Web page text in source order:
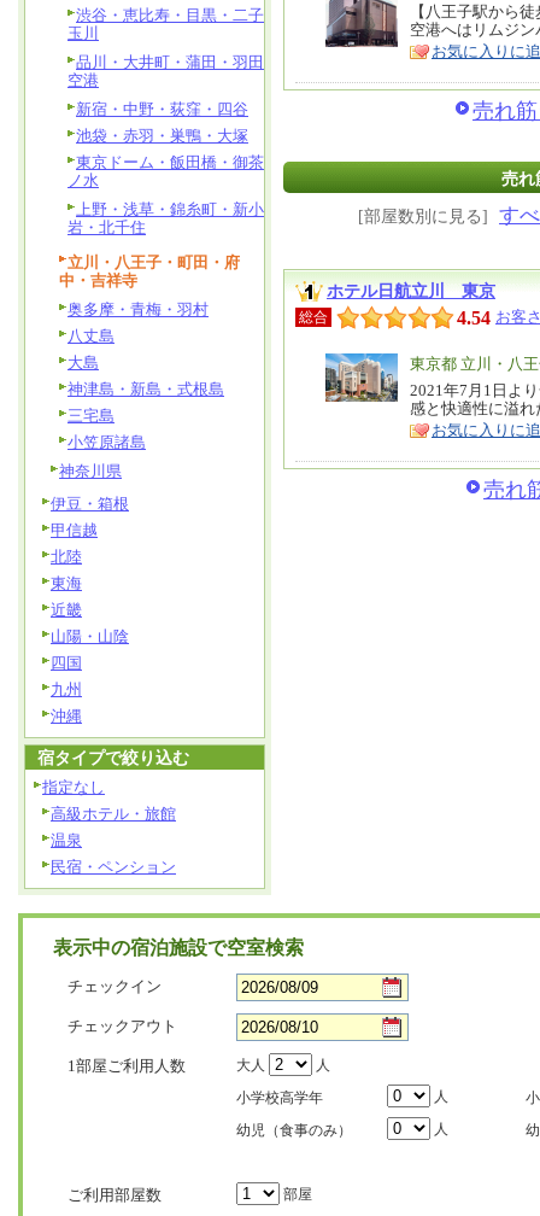
リ
ア
特
徴
【八王子駅から
空港へはリムジ
お気に入りに
売れ
売れ
[部屋数別に見る] す
ホテル日航立川 東京
総合 4.54 お客
エ
リ
ア
東京都 立川・八
特
徴
2021年7月1日よ
感と快適性に溢
お気に入りに
売れ
渋谷・恵比寿・目黒・二子
玉川
品川・大井町・蒲田・羽田
空港
新宿・中野・荻窪・四谷
池袋・赤羽・巣鴨・大塚
東京ドーム・飯田橋・御茶
ノ水
上野・浅草・錦糸町・新小
岩・北千住
立川・八王子・町田・府
中・吉祥寺
奥多摩・青梅・羽村
八丈島
大島
神津島・新島・式根島
三宅島
小笠原諸島
神奈川県
伊豆・箱根
甲信越
北陸
東海
近畿
山陽・山陰
四国
九州
沖縄
宿タイプで絞り込む
指定なし
高級ホテル・旅館
温泉
民宿・ペンション
表示中の宿泊施設で空室検索
チェックイン
チェックアウト
1部屋ご利用人数 大人
人
小学校高学年
人
幼児（食事のみ）
人
ご利用部屋数 部屋